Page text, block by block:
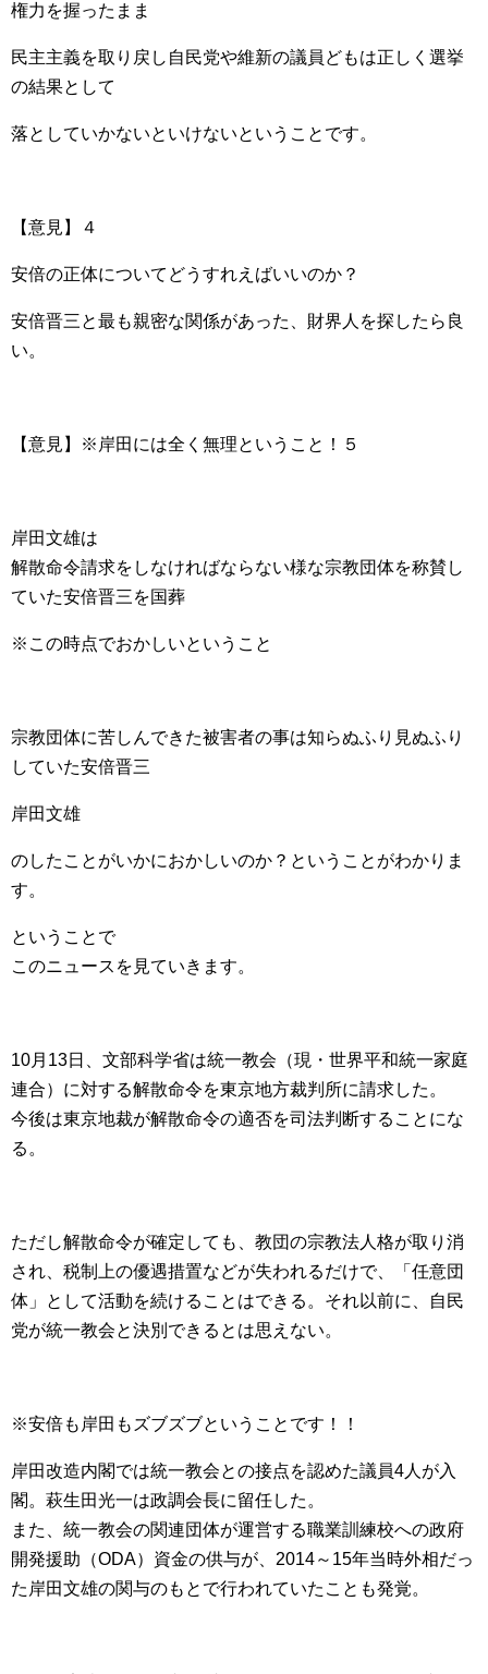
権力を握ったまま
民主主義を取り戻し自民党や維新の議員どもは正しく選挙
の結果として
落としていかないといけないということです。
【意見】４
安倍の正体についてどうすれえばいいのか？
安倍晋三と最も親密な関係があった、財界人を探したら良
い。
【意見】※岸田には全く無理ということ！５
岸田文雄は
解散命令請求をしなければならない様な宗教団体を称賛し
ていた安倍晋三を国葬
※この時点でおかしいということ
宗教団体に苦しんできた被害者の事は知らぬふり見ぬふり
していた安倍晋三
岸田文雄
のしたことがいかにおかしいのか？ということがわかりま
す。
ということで
このニュースを見ていきます。
10月13日、文部科学省は統一教会（現・世界平和統一家庭
連合）に対する解散命令を東京地方裁判所に請求した。
今後は東京地裁が解散命令の適否を司法判断することにな
る。
ただし解散命令が確定しても、教団の宗教法人格が取り消
され、税制上の優遇措置などが失われるだけで、「任意団
体」として活動を続けることはできる。それ以前に、自民
党が統一教会と決別できるとは思えない。
※安倍も岸田もズブズブということです！！
岸田改造内閣では統一教会との接点を認めた議員4人が入
閣。萩生田光一は政調会長に留任した。
また、統一教会の関連団体が運営する職業訓練校への政府
開発援助（ODA）資金の供与が、2014～15年当時外相だっ
た岸田文雄の関与のもとで行われていたことも発覚。